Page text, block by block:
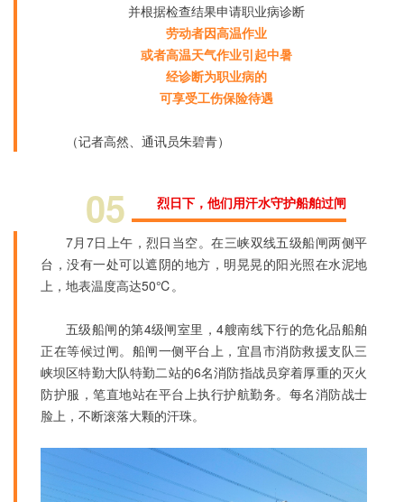
并根据检查结果申请职业病诊断
劳动者因高温作业
或者高温天气作业引起中暑
经诊断为职业病的
可享受工伤保险待遇
（记者高然、通讯员朱碧青）
05 烈日下，他们用汗水守护船舶过闸
7月7日上午，烈日当空。在三峡双线五级船闸两侧平
台，没有一处可以遮阴的地方，明晃晃的阳光照在水泥地
上，地表温度高达50℃。
五级船闸的第4级闸室里，4艘南线下行的危化品船舶
正在等候过闸。船闸一侧平台上，宜昌市消防救援支队三
峡坝区特勤大队特勤二站的6名消防指战员穿着厚重的灭火
防护服，笔直地站在平台上执行护航勤务。每名消防战士
脸上，不断滚落大颗的汗珠。